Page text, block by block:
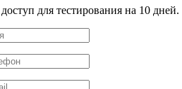
для тестирования на 10 дней.